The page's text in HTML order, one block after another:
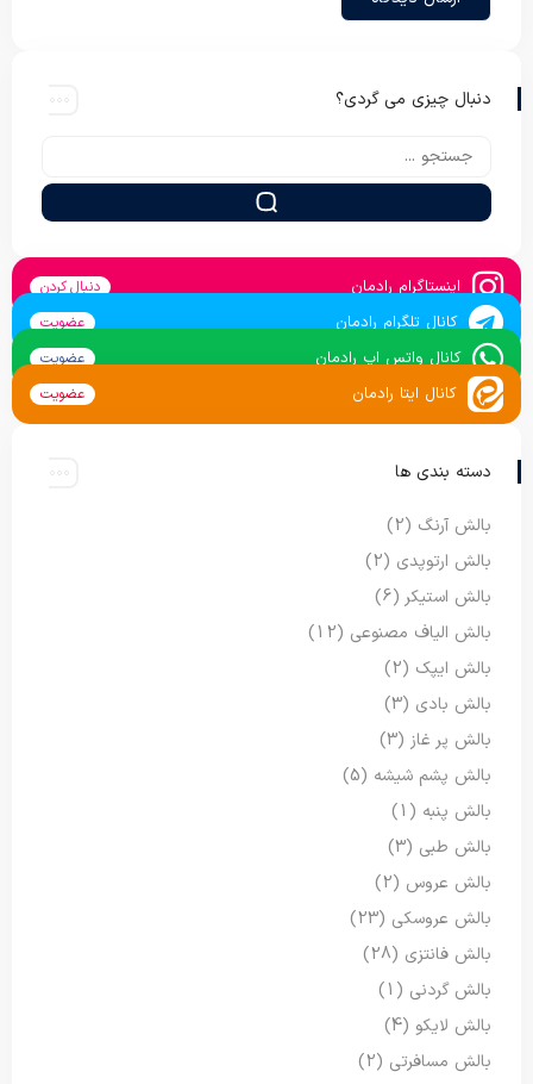
دنبال چیزی می گردی؟
اینستاگرام رادمان دنبال کردن
کانال تلگرام رادمان عضویت
کانال واتس اپ رادمان عضویت
کانال ایتا رادمان عضویت
دسته بندی ها
بالش آرنگ (2)
بالش ارتوپدی (2)
بالش استیکر(6)
بالش الیاف مصنوعی (12)
بالش ایپک (2)
بالش بادی (3)
بالش پر غاز (3)
بالش پشم شیشه (5)
بالش پنبه (1)
بالش طبی (3)
بالش عروس (2)
بالش عروسکی (23)
بالش فانتزی (28)
بالش گردنی (1)
بالش لایکو (4)
بالش مسافرتی (2)